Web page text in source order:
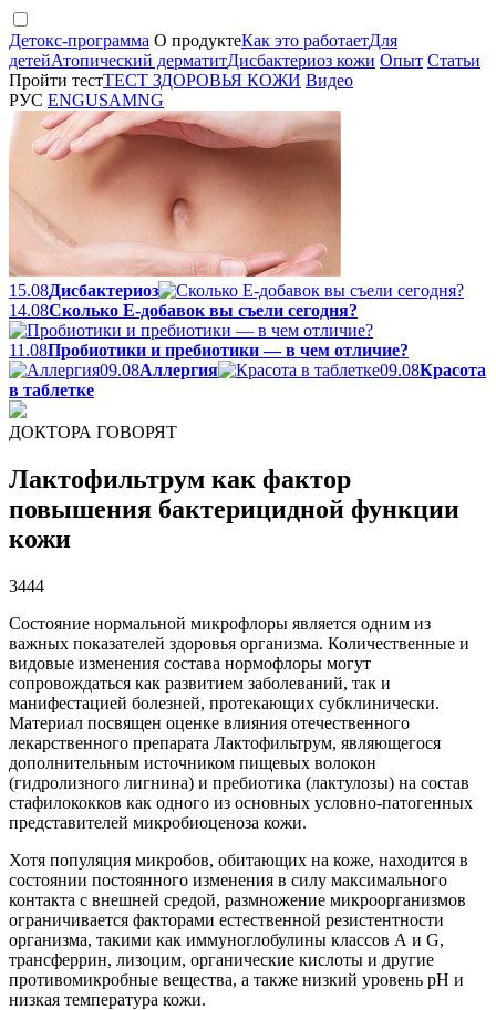
Детокс-программа О продуктеКак это работаетДля
детейАтопический дерматитДисбактериоз кожи Опыт Статьи
Пройти тестТЕСТ ЗДОРОВЬЯ КОЖИ Видео
РУС ENGUSAMNG
15.08Дисбактериоз
14.08Сколько Е-добавок вы съели сегодня?
11.08Пробиотики и пребиотики — в чем отличие?
09.08Аллергия 09.08Красота
в таблетке
ДОКТОРА ГОВОРЯТ
Лактофильтрум как фактор
повышения бактерицидной функции
кожи
3444
Состояние нормальной микрофлоры является одним из
важных показателей здоровья организма. Количественные и
видовые изменения состава нормофлоры могут
сопровождаться как развитием заболеваний, так и
манифестацией болезней, протекающих субклинически.
Материал посвящен оценке влияния отечественного
лекарственного препарата Лактофильтрум, являющегося
дополнительным источником пищевых волокон
(гидролизного лигнина) и пребиотика (лактулозы) на состав
стафилококков как одного из основных условно-патогенных
представителей микробиоценоза кожи.
Хотя популяция микробов, обитающих на коже, находится в
состоянии постоянного изменения в силу максимального
контакта с внешней средой, размножение микроорганизмов
ограничивается факторами естественной резистентности
организма, такими как иммуноглобулины классов А и G,
трансферрин, лизоцим, органические кислоты и другие
противомикробные вещества, а также низкий уровень рН и
низкая температура кожи.